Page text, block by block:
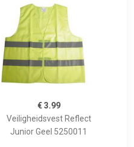
€ 3.99
Veiligheidsvest Reflect
Junior Geel 5250011